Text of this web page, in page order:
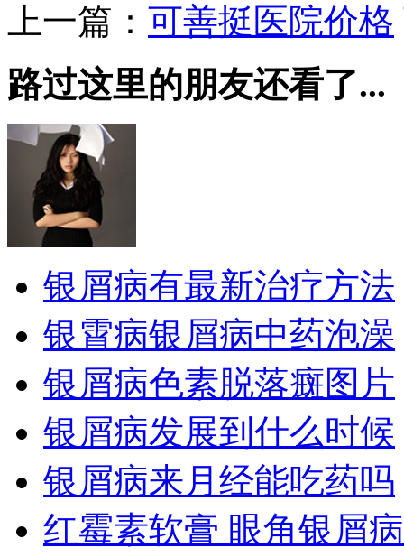
上一篇： 可善挺医院价格
路过这里的朋友还看了...
银屑病有最新治疗方法
银霄病银屑病中药泡澡
银屑病色素脱落癍图片
银屑病发展到什么时候
银屑病来月经能吃药吗
红霉素软膏 眼角银屑病